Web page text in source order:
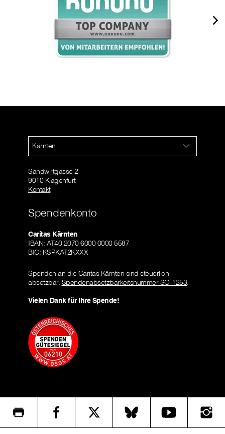
Kärnten
Sandwirtgasse 2
9010 Klagenfurt
Kontakt
Spendenkonto
Caritas Kärnten
IBAN: AT40 2070 6000 0000 5587
BIC: KSPKAT2KXXX
Spenden an die Caritas Kärnten sind steuerlich
absetzbar. Spendenabsetzbarkeitsnummer SO-1253.
Vielen Dank für Ihre Spende!